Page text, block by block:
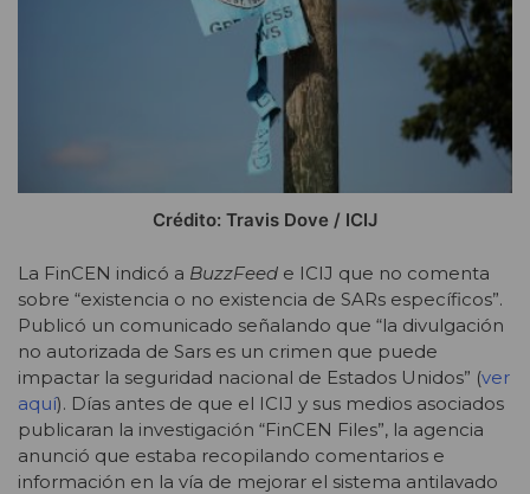
Crédito: Travis Dove / ICIJ
La FinCEN indicó a BuzzFeed e ICIJ que no comenta
sobre “existencia o no existencia de SARs específicos”.
Publicó un comunicado señalando que “la divulgación
no autorizada de Sars es un crimen que puede
impactar la seguridad nacional de Estados Unidos” (ver
aquí). Días antes de que el ICIJ y sus medios asociados
publicaran la investigación “FinCEN Files”, la agencia
anunció que estaba recopilando comentarios e
información en la vía de mejorar el sistema antilavado